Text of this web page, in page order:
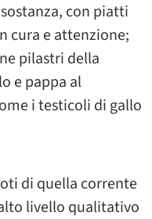
con piatti
cura e attenzione;
pilastri della
e pappa al
i testicoli di gallo
di quella corrente
livello qualitativo